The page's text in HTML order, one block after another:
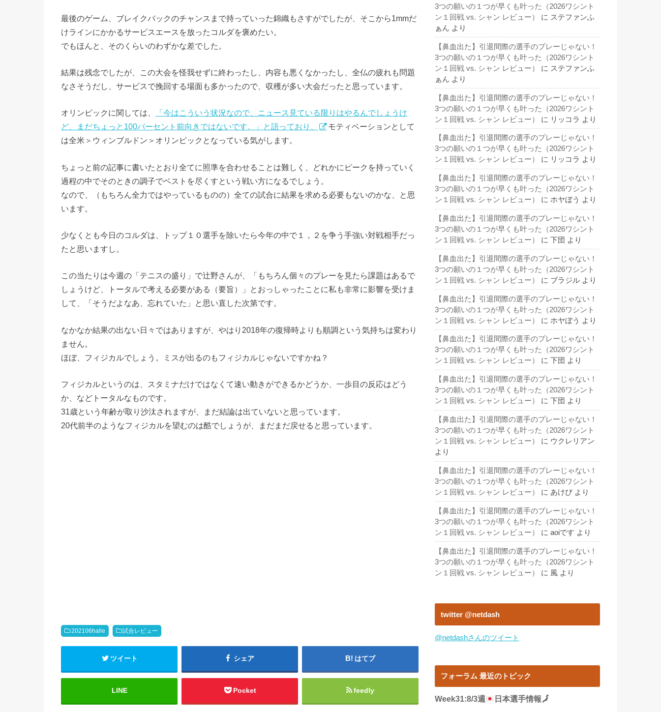
最後のゲーム、ブレイクバックのチャンスまで持っていった錦織もさすがでしたが、そこから1mmだ
けラインにかかるサービスエースを放ったコルダを褒めたい。
でもほんと、そのくらいのわずかな差でした。
結果は残念でしたが、この大会を怪我せずに終わったし、内容も悪くなかったし、全仏の疲れも問題
なさそうだし、サービスで挽回する場面も多かったので、収穫が多い大会だったと思っています。
オリンピックに関しては、
「今はこういう状況なので、ニュース見ている限りはやるんでしょうけ
ど、まだちょっと100パーセント前向きではないです。」と語っており、
モティベーションとして
は全米＞ウィンブルドン＞オリンピックとなっている気がします。
ちょっと前の記事に書いたとおり全てに照準を合わせることは難しく、どれかにピークを持っていく
過程の中でそのときの調子でベストを尽くすという戦い方になるでしょう。
なので、（もちろん全力ではやっているものの）全ての試合に結果を求める必要もないのかな、と思
います。
少なくとも今日のコルダは、トップ１０選手を除いたら今年の中で１，２を争う手強い対戦相手だっ
たと思いますし。
この当たりは今週の「テニスの盛り」で辻野さんが、「もちろん個々のプレーを見たら課題はあるで
しょうけど、トータルで考える必要がある（要旨）」とおっしゃったことに私も非常に影響を受けま
して、「そうだよなあ、忘れていた」と思い直した次第です。
なかなか結果の出ない日々ではありますが、やはり2018年の復帰時よりも順調という気持ちは変わり
ません。
ほぼ、フィジカルでしょう。ミスが出るのもフィジカルじゃないですかね？
フィジカルというのは、スタミナだけではなくて速い動きができるかどうか、一歩目の反応はどう
か、などトータルなものです。
31歳という年齢が取り沙汰されますが、まだ結論は出ていないと思っています。
20代前半のようなフィジカルを望むのは酷でしょうが、まだまだ戻せると思っています。
202106halle 試合レビュー
ツイート シェア はてブ
LINE Pocket feedly
3つの願いの１つが早くも叶った（2026ワシント
ン１回戦 vs. シャン レビュー）
に ステファンふ
ぁん より
【鼻血出た】引退間際の選手のプレーじゃない！
3つの願いの１つが早くも叶った（2026ワシント
ン１回戦 vs. シャン レビュー）
に ステファンふ
ぁん より
【鼻血出た】引退間際の選手のプレーじゃない！
3つの願いの１つが早くも叶った（2026ワシント
ン１回戦 vs. シャン レビュー）
に リッコラ より
【鼻血出た】引退間際の選手のプレーじゃない！
3つの願いの１つが早くも叶った（2026ワシント
ン１回戦 vs. シャン レビュー）
に リッコラ より
【鼻血出た】引退間際の選手のプレーじゃない！
3つの願いの１つが早くも叶った（2026ワシント
ン１回戦 vs. シャン レビュー）
に ホヤぼう より
【鼻血出た】引退間際の選手のプレーじゃない！
3つの願いの１つが早くも叶った（2026ワシント
ン１回戦 vs. シャン レビュー）
に 下団 より
【鼻血出た】引退間際の選手のプレーじゃない！
3つの願いの１つが早くも叶った（2026ワシント
ン１回戦 vs. シャン レビュー）
に ブラジル より
【鼻血出た】引退間際の選手のプレーじゃない！
3つの願いの１つが早くも叶った（2026ワシント
ン１回戦 vs. シャン レビュー）
に ホヤぼう より
【鼻血出た】引退間際の選手のプレーじゃない！
3つの願いの１つが早くも叶った（2026ワシント
ン１回戦 vs. シャン レビュー）
に 下団 より
【鼻血出た】引退間際の選手のプレーじゃない！
3つの願いの１つが早くも叶った（2026ワシント
ン１回戦 vs. シャン レビュー）
に 下団 より
【鼻血出た】引退間際の選手のプレーじゃない！
3つの願いの１つが早くも叶った（2026ワシント
ン１回戦 vs. シャン レビュー）
に ウクレリアン
より
【鼻血出た】引退間際の選手のプレーじゃない！
3つの願いの１つが早くも叶った（2026ワシント
ン１回戦 vs. シャン レビュー）
に あけび より
【鼻血出た】引退間際の選手のプレーじゃない！
3つの願いの１つが早くも叶った（2026ワシント
ン１回戦 vs. シャン レビュー）
に aoiです より
【鼻血出た】引退間際の選手のプレーじゃない！
3つの願いの１つが早くも叶った（2026ワシント
ン１回戦 vs. シャン レビュー）
に 風 より
twitter @netdash
@netdashさんのツイート
フォーラム 最近のトピック
Week31:8/3週 日本選手情報🗾